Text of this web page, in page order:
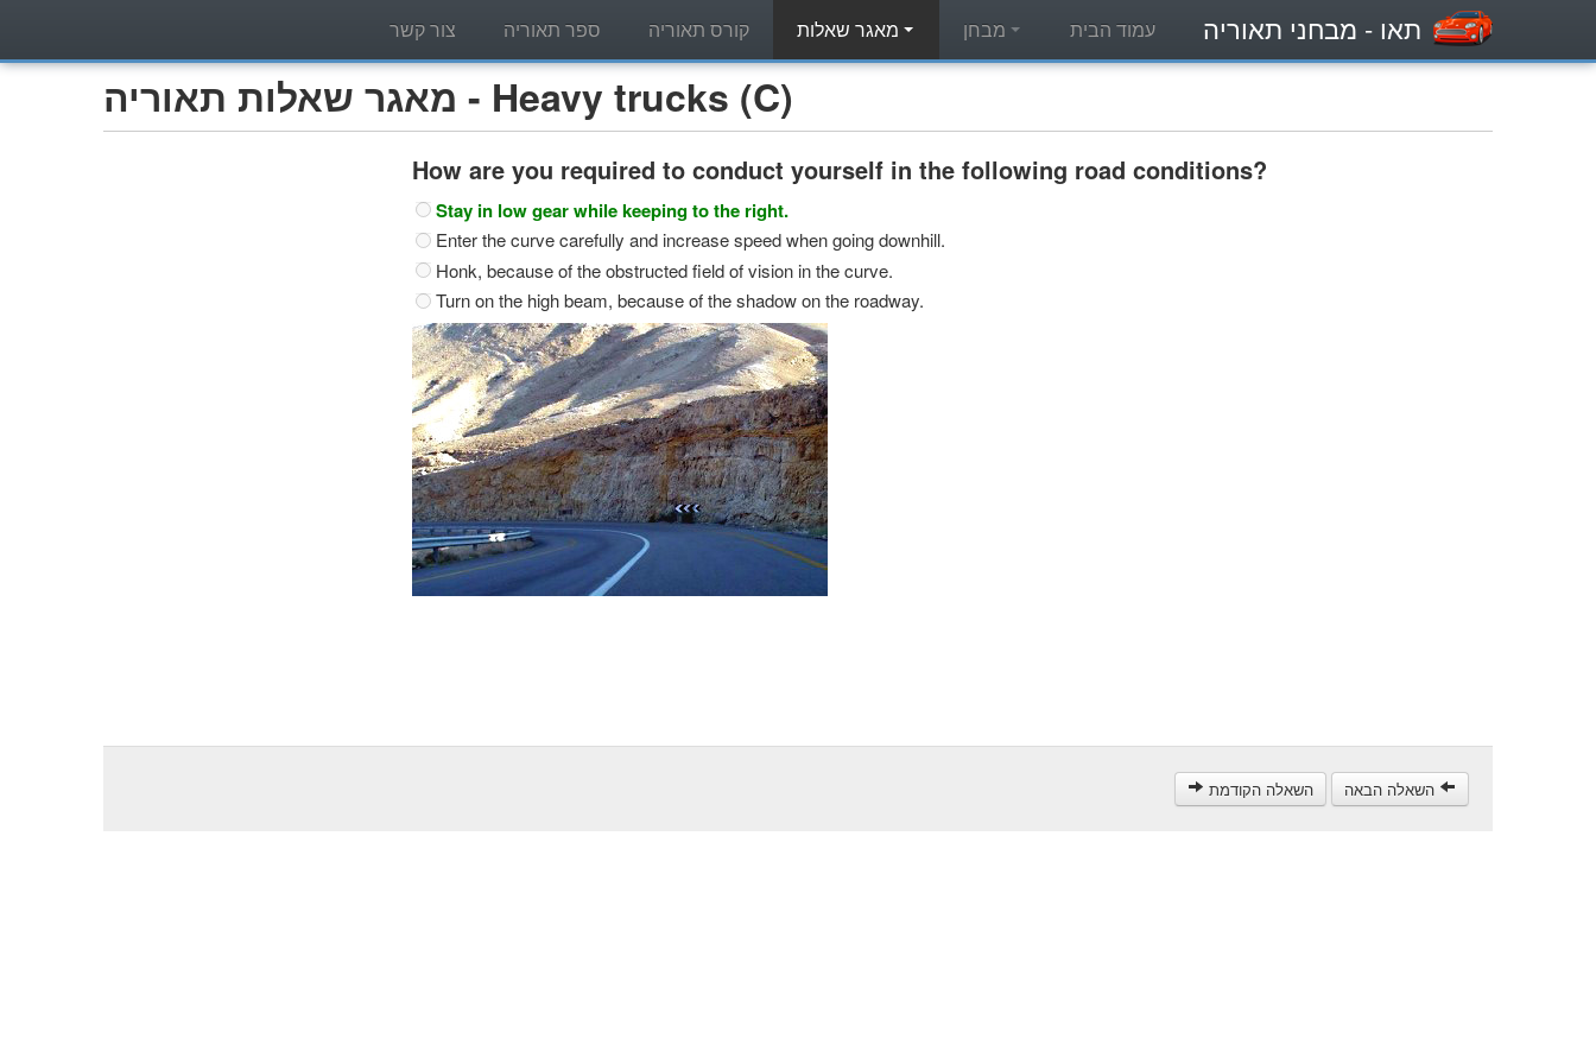
תאו - מבחני תאוריה עמוד הבית קורס תאוריה ספר תאוריה צור קשר
מאגר שאלות תאוריה - Heavy trucks (C)
How are you required to conduct yourself in the following road conditions?
Stay in low gear while keeping to the right.
Enter the curve carefully and increase speed when going downhill.
Honk, because of the obstructed field of vision in the curve.
Turn on the high beam, because of the shadow on the roadway.
השאלה הקודמת